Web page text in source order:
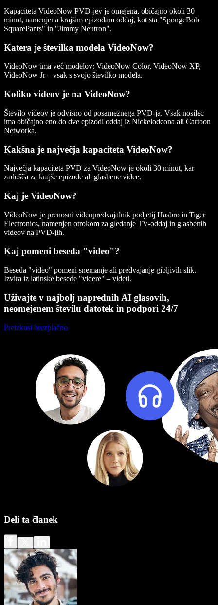
Kapaciteta VideoNow PVD-jev je omejena, običajno okoli 30
minut, namenjena krajšim epizodam oddaj, kot sta "SpongeBob
SquarePants" in "Jimmy Neutron".
Katera je številka modela VideoNow?
VideoNow ima več modelov: VideoNow Color, VideoNow XP,
VideoNow Jr – vsak s svojo številko modela.
Koliko videov je na VideoNow?
Število videov je odvisno od posameznega PVD-ja. Vsak nosilec
ima običajno eno do dve epizodi oddaj iz Nickelodeona ali Cartoon
Networka.
Kakšna je največja kapaciteta VideoNow?
Največja kapaciteta PVD za VideoNow je okoli 30 minut, kar
zadošča za krajše epizode ali glasbene videe.
Kaj je VideoNow?
VideoNow je prenosni videopredvajalnik podjetij Hasbro in Tiger
Electronics, namenjen otrokom za gledanje TV-oddaj in glasbenih
videov na PVD-jih.
Kaj pomeni beseda "video"?
Beseda "video" pomeni snemanje ali predvajanje gibljivih slik.
Izvira iz latinske besede "videre" – videti.
Uživajte v najbolj naprednih AI glasovih,
neomejenem številu datotek in podpori 24/7
Preizkusi brezplačno
Deli ta članek